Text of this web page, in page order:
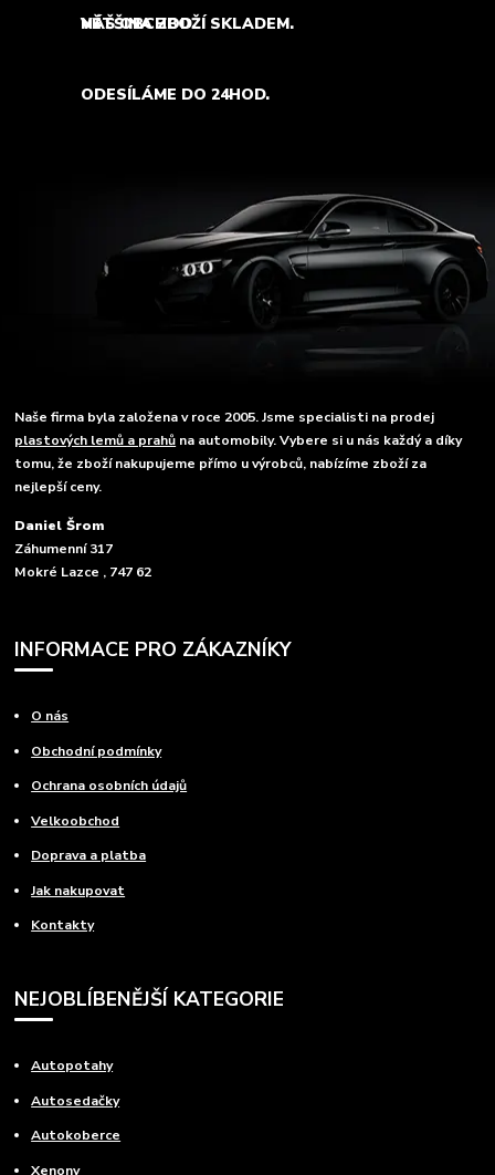
NÁŠ OBCHOD.
VĚTŠINA ZBOŽÍ SKLADEM.
ODESÍLÁME DO 24HOD.
Naše firma byla založena v roce 2005. Jsme specialisti na prodej
plastových lemů a prahů na automobily. Vybere si u nás každý a díky
tomu, že zboží nakupujeme přímo u výrobců, nabízíme zboží za
nejlepší ceny.
Daniel Šrom
Záhumenní 317
Mokré Lazce , 747 62
INFORMACE PRO ZÁKAZNÍKY
O nás
Obchodní podmínky
Ochrana osobních údajů
Velkoobchod
Doprava a platba
Jak nakupovat
Kontakty
NEJOBLÍBENĚJŠÍ KATEGORIE
Autopotahy
Autosedačky
Autokoberce
Xenony